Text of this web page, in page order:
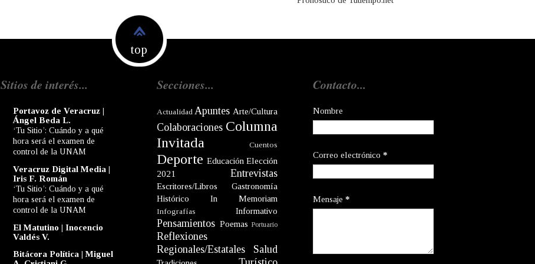
top
Sitios de interés...
Portavoz de Veracruz |
Ángel Beda L.
‘Tu Sitio’: Cuándo y a qué
hora será el examen de
control de la UNAM
Veracruz Digital Media |
Iris F. Román
‘Tu Sitio’: Cuándo y a qué
hora será el examen de
control de la UNAM
El Matutino | Inocencio
Valdés V.
Bitácora Política | Miguel
Secciones...
Actualidad Apuntes Arte/Cultura
Colaboraciones Columna
Invitada
Cuentos
Deporte Educación Elección
2021
Entrevistas
Escritores/Libros
Gastronomía
Histórico
In Memoriam
Infografías Informativo
Pensamientos Poemas Portuario
Reflexiones
Regionales/Estatales
Salud
Contacto...
Nombre
Correo electrónico *
Mensaje *